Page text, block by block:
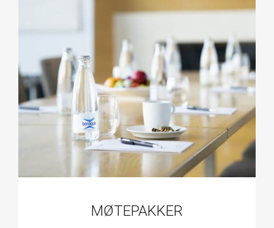
MØTEPAKKER